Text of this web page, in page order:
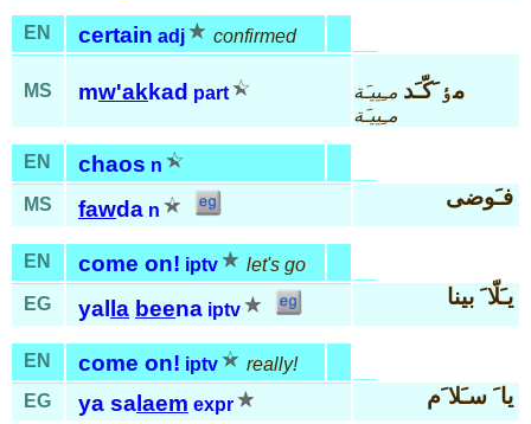
EN certain adj confirmed
MS mw'akkad part مٶ َكّـَد مـِييـَة
مـِييـَة
EN chaos n
MS
fawda n
فـَوضى
EN come on! iptv
let's go
EG
yal la beena iptv
يـَلّا َ بينا
EN come on! iptv
really!
EG
ya sa laem expr يا َ سـَلا َم